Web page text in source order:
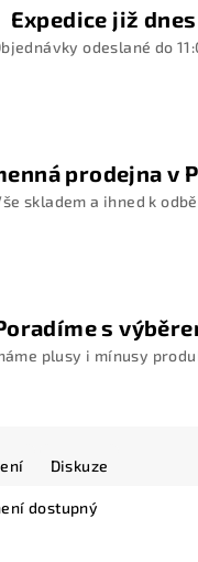
Expedice již dnes
odeslané do
prodejna v
skladem a ihned k
s
plusy i mínusy
Diskuze
dostupný